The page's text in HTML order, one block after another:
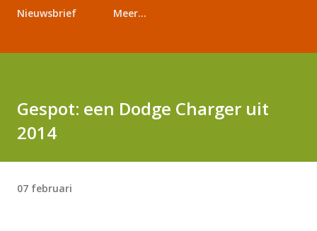
Nieuwsbrief Meer…
Gespot: een Dodge Charger uit
2014
07 februari